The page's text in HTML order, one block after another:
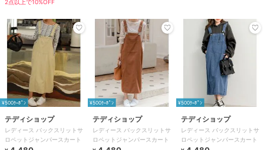
2点以上で10%OFF
¥500ｸｰﾎﾟﾝ
テディショップ
レディース バックスリットサ
ロペットジャンパースカート
¥500ｸｰﾎﾟﾝ
テディショップ
レディース バックスリットサ
ロペットジャンパースカート
¥500ｸｰﾎﾟﾝ
テディショップ
レディース バックスリットサ
ロペットジャンパースカート